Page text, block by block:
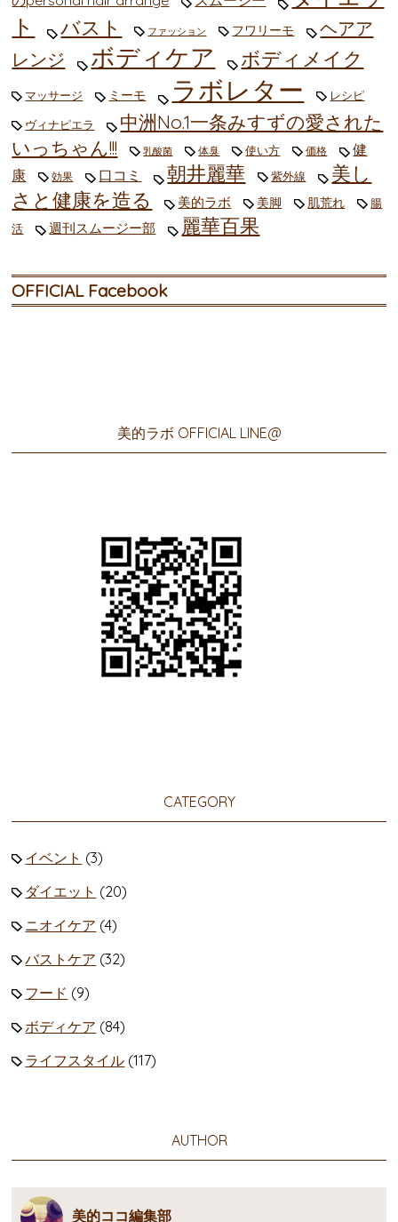
ト
バスト ファッション フワリーモ
ヘアア
レンジ
ボディケア ボディメイク
マッサージ ミーモ ラボレター レシピ
ヴィナピエラ
中洲No.1一条みすずの愛された
いっちゃん!!!
乳酸菌 体臭 使い方 価格
健
康
効果 口コミ 朝井麗華 紫外線
美し
さと健康を造る
美的ラボ 美脚 肌荒れ
腸
活
週刊スムージー部 麗華百果
OFFICIAL Facebook
美的ラボ OFFICIAL LINE@
CATEGORY
イベント (3)
ダイエット (20)
ニオイケア (4)
バストケア (32)
フード (9)
ボディケア (84)
ライフスタイル (117)
AUTHOR
美的ココ編集部